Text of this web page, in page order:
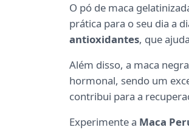
O pó de maca
prática para o seu dia a
antioxidantes, que
Além disso, a maca
hormonal, sendo um
contribui para a
Experimente a Maca